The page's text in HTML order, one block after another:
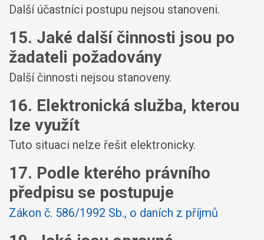
Další účastníci postupu nejsou stanoveni.
15. Jaké další činnosti jsou po
žadateli požadovány
Další činnosti nejsou stanoveny.
16. Elektronická služba, kterou
lze využít
Tuto situaci nelze řešit elektronicky.
17. Podle kterého právního
předpisu se postupuje
Zákon č. 586/1992 Sb., o daních z příjmů